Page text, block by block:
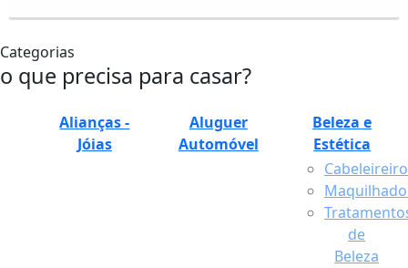
Categorias
o que precisa para casar?
Alianças -
Jóias
Aluguer
Automóvel
Beleza e
Estética
de
Beleza